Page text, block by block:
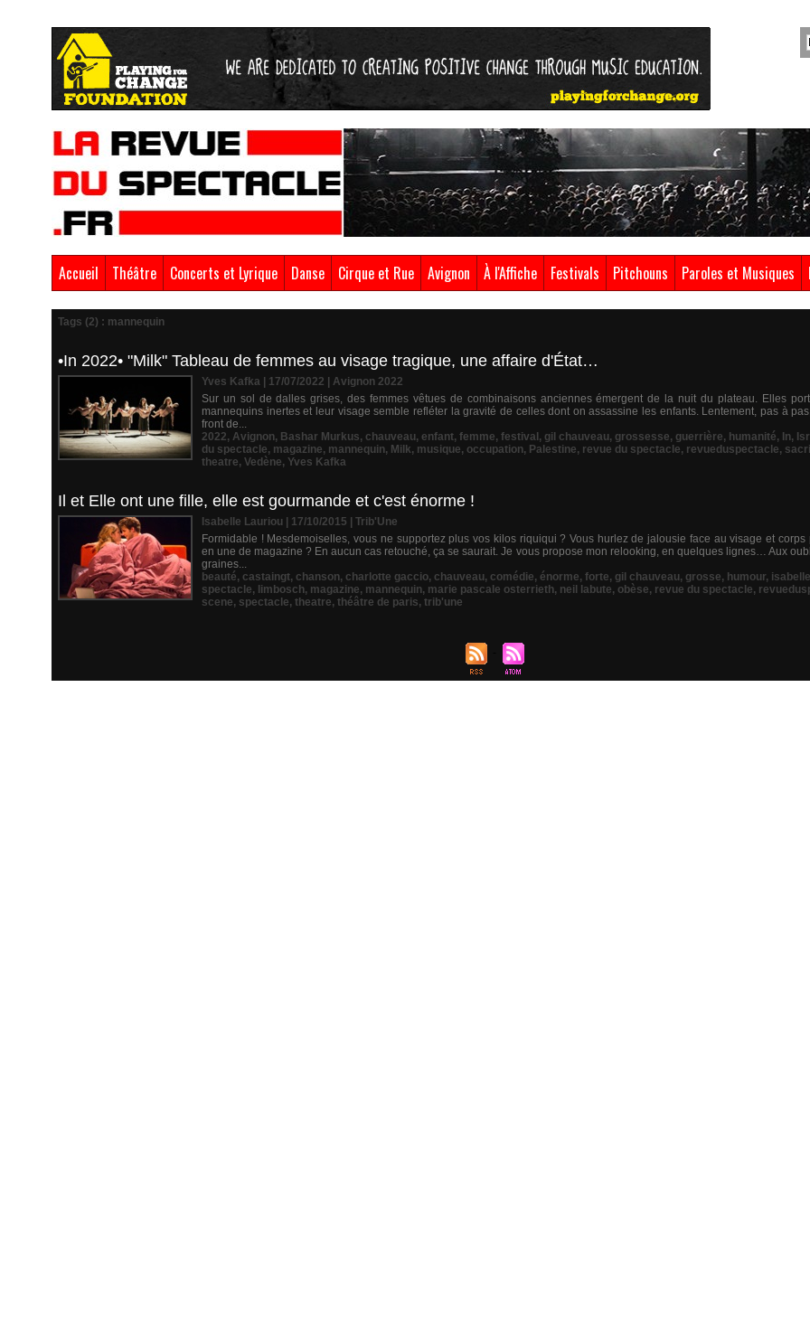
Accueil Théâtre Concerts et Lyrique Danse Cirque et Rue Avignon À l'Affiche Festivals Pitchouns Paroles et Musiques
Tags (2) : mannequin
•In 2022• "Milk" Tableau de femmes au visage tragique, une affaire d'État…
Yves Kafka | 17/07/2022
Avignon 2022
Sur un sol de dalles grises, des femmes vêtues de combinaisons anciennes émergent de la nuit du plateau. Elles
mannequins inertes et leur visage semble refléter la gravité de celles dont on assassine les enfants. Lentement, pas à
front de...
2022, Avignon, Bashar Murkus, chauveau, enfant, femme, festival , gil chauveau, grossesse, guerrière, humanité, In,
du spectacle, magazine, mannequin, Milk, musique, occupation, Palestine, revue du spectacle, revueduspectacle,
theatre, Vedène, Yves Kafka
Il et Elle ont une fille, elle est gourmande et c'est énorme !
Isabelle Lauriou | 17/10/2015
Trib'Une
Formidable ! Mesdemoiselles, vous ne supportez plus vos kilos riquiqui ? Vous hurlez de jalousie face au visage et
en une de magazine ? En aucun cas retouché, ça se saurait. Je vous propose mon relooking, en quelques lignes… Aux
graines...
beauté, castaingt, chanson, charlotte gaccio, chauveau, comédie, énorme, forte, gil chauveau, grosse, humour,
spectacle, limbosch, magazine, mannequin, marie pascale osterrieth, neil labute, obèse, revue du spectacle,
scene, spectacle, theatre, théâtre de paris, trib'une